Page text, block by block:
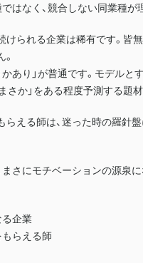
はなく、競合しない同業種が
けられる企業は稀有です。皆
かあり」が普通です。モデルと
まさか」をある程度予測する題
らえる師は、迷った時の羅針
まさにモチベーションの源泉
企業
らえる師